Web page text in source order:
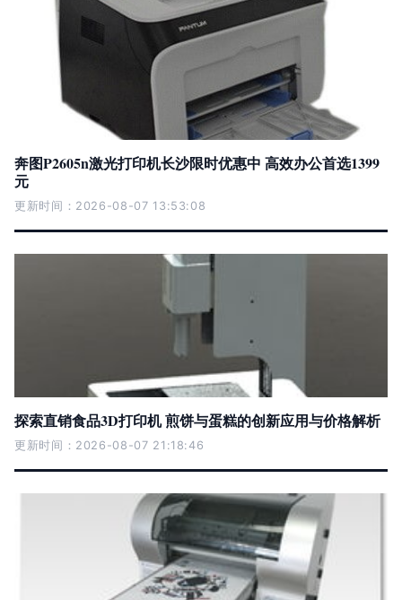
奔图P2605n激光打印机长沙限时优惠中 高效办公首选1399
元
更新时间：2026-08-07 13:53:08
探索直销食品3D打印机 煎饼与蛋糕的创新应用与价格解析
更新时间：2026-08-07 21:18:46